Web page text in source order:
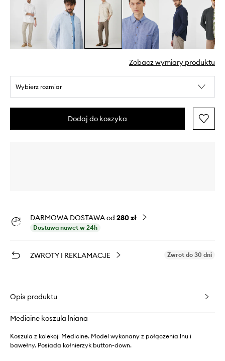
Zobacz wymiary produktu
Wybierz rozmiar
Dodaj do koszyka
DARMOWA DOSTAWA od 280 zł
Dostawa nawet w 24h
ZWROTY I REKLAMACJE Zwrot do 30 dni
Opis produktu
Medicine koszula lniana
Koszula z kolekcji Medicine. Model wykonany z połączenia lnu i
bawełny. Posiada kołnierzyk button-down.